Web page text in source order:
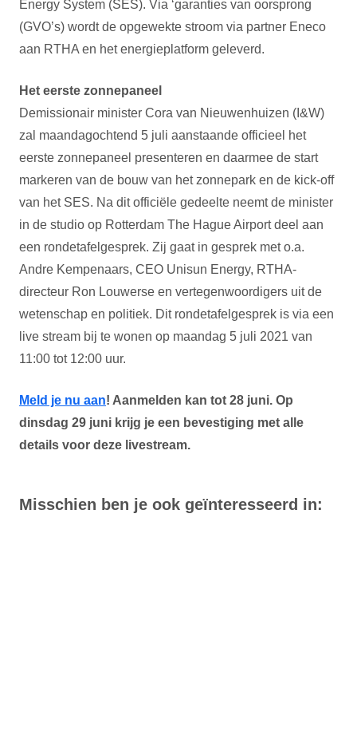
Energy System (SES). Via ‘garanties van oorsprong
(GVO’s) wordt de opgewekte stroom via partner Eneco
aan RTHA en het energieplatform geleverd.
Het eerste zonnepaneel
Demissionair minister Cora van Nieuwenhuizen (I&W)
zal maandagochtend 5 juli aanstaande officieel het
eerste zonnepaneel presenteren en daarmee de start
markeren van de bouw van het zonnepark en de kick-off
van het SES. Na dit officiële gedeelte neemt de minister
in de studio op Rotterdam The Hague Airport deel aan
een rondetafelgesprek. Zij gaat in gesprek met o.a.
Andre Kempenaars, CEO Unisun Energy, RTHA-
directeur Ron Louwerse en vertegenwoordigers uit de
wetenschap en politiek. Dit rondetafelgesprek is via een
live stream bij te wonen op maandag 5 juli 2021 van
11:00 tot 12:00 uur.
Meld je nu aan! Aanmelden kan tot 28 juni. Op
dinsdag 29 juni krijg je een bevestiging met alle
details voor deze livestream.
Misschien ben je ook geïnteresseerd in: